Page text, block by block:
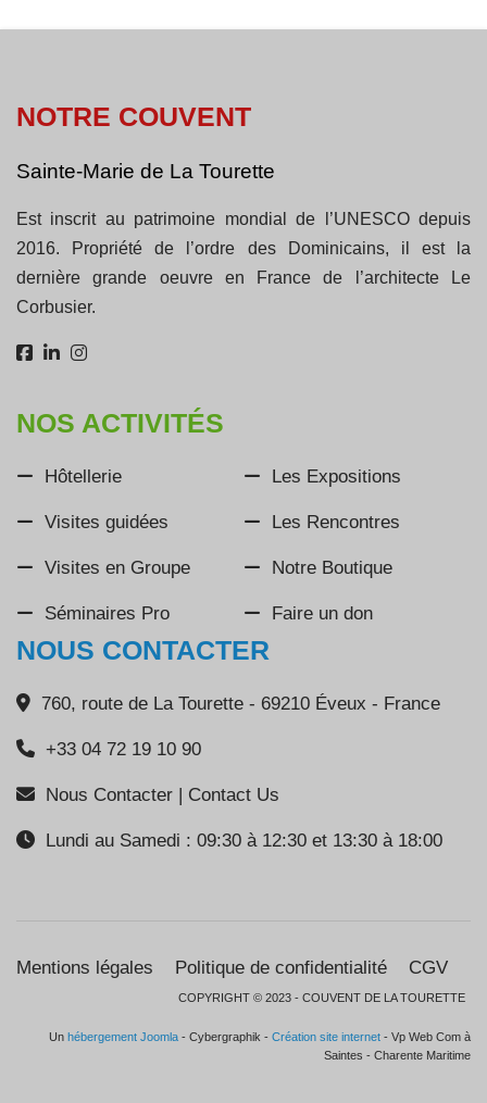
NOTRE COUVENT
Sainte-Marie de La Tourette
Est inscrit au patrimoine mondial de l’UNESCO depuis
2016. Propriété de l’ordre des Dominicains, il est la
dernière grande oeuvre en France de l’architecte Le
Corbusier.
NOS ACTIVITÉS
Hôtellerie
Visites guidées
Visites en Groupe
Séminaires Pro
Les Expositions
Les Rencontres
Notre Boutique
Faire un don
NOUS CONTACTER
760, route de La Tourette - 69210 Éveux - France
+33 04 72 19 10 90
Nous Contacter | Contact Us
Lundi au Samedi : 09:30 à 12:30 et 13:30 à 18:00
Mentions légales Politique de confidentialité CGV
COPYRIGHT © 2023 - COUVENT DE LA TOURETTE
Un hébergement Joomla - Cybergraphik - Création site internet - Vp Web Com à
Saintes - Charente Maritime